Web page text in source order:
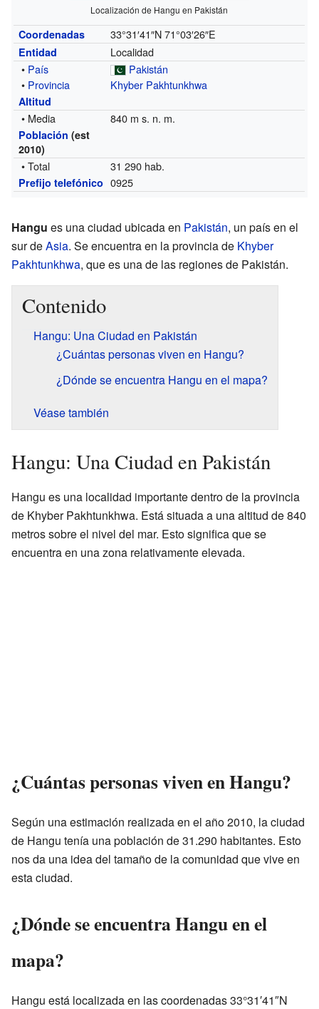
Localización de Hangu en Pakistán
Coordenadas 33°31′41″N 71°03′26″E
Entidad
Localidad
• País
Pakistán
• Provincia Khyber Pakhtunkhwa
Altitud
• Media 840 m s. n. m.
Población (est
2010)
• Total 31 290 hab.
Prefijo telefónico 0925
Hangu es una ciudad ubicada en Pakistán, un país en el
sur deAsia. Se encuentra en la provincia de Khyber
Pakhtunkhwa, que es una de las regiones de Pakistán.
Contenido
Hangu: Una Ciudad en Pakistán
¿Cuántas personas viven en Hangu?
¿Dónde se encuentra Hangu en el mapa?
Véase también
Hangu: Una Ciudad en Pakistán
Hangu es una localidad importante dentro de la provincia
de Khyber Pakhtunkhwa. Está situada a una altitud de 840
metros sobre el nivel del mar. Esto significa que se
encuentra en una zona relativamente elevada.
¿Cuántas personas viven en Hangu?
Según una estimación realizada en el año 2010, la ciudad
de Hangu tenía una población de 31.290 habitantes. Esto
nos da una idea del tamaño de la comunidad que vive en
esta ciudad.
¿Dónde se encuentra Hangu en el
mapa?
Hangu está localizada en las coordenadas 33°31′41″N